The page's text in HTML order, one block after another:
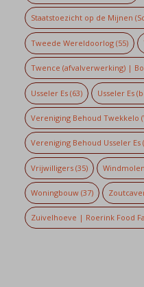
Staatstoezicht op de Mijnen
Tweede Wereldoorlog(55)
Twence (afvalverwerking) |
Usseler Es(63) Usseler Es
Vereniging Behoud Twekkelo
Vereniging Behoud Usseler Es
Vrijwilligers(35)
Woningbouw(37)
Zuivelhoeve | Roerink Food